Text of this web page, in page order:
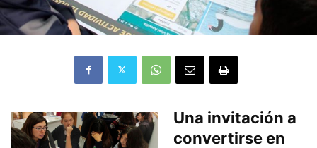
Una invitación a
convertirse en